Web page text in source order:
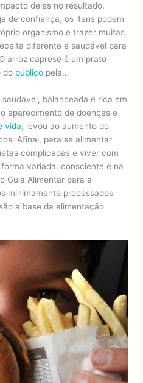
deles no resultado.
de confiança, os itens podem
organismo e trazer muitas
diferente e saudável para
arroz caprese é um prato
do público pela…
balanceada e rica em
aparecimento de doenças e
vida, levou ao aumento do
Afinal, para se alimentar
complicadas e viver com
variada, consciente e na
Guia Alimentar para a
minimamente processados
a base da alimentação